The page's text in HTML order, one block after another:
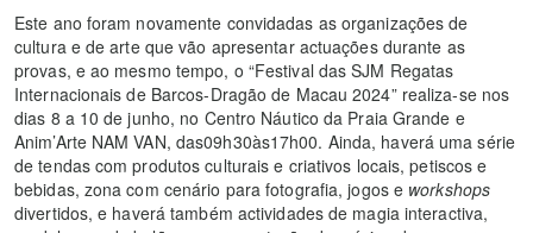
Este ano foram novamente convidadas as organizações de
cultura e de arte que vão apresentar actuações durante as
provas, e ao mesmo tempo, o “Festival das SJM Regatas
Internacionais de Barcos-Dragão de Macau 2024” realiza-se nos
dias 8 a 10 de junho, no Centro Náutico da Praia Grande e
Anim’Arte NAM VAN, das09h30às17h00. Ainda, haverá uma série
de tendas com produtos culturais e criativos locais, petiscos e
bebidas, zona com cenário para fotografia, jogos e workshops
divertidos, e haverá também actividades de magia interactiva,